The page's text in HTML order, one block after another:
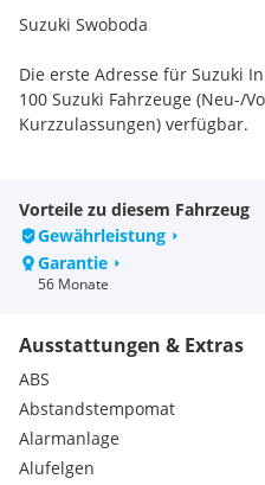
Suzuki Swoboda
Die erste Adresse für Suzuki
100 Suzuki Fahrzeuge (Neu-/
Kurzzulassungen) verfügbar.
um die Verfügbarkeit des
Standort sicherzustellen.
Bei Vorführwagen kann sich
sich die Fahrzeuge ggf. noch
07672/26500-654
- Meris Memic 07672/26500-651
Wir beraten Sie über
Leasingfinanzierungen sowie
Fahrzeugversicherung.
Vorteile zu diesem Fahrzeug
Gewährleistung
Garantie
56 Monate
Ausstattungen & Extras
ABS
Abstandstempomat
Alarmanlage
Alufelgen